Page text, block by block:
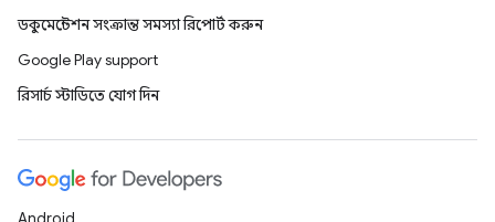
ডকুমেন্টেশন সংক্রান্ত সমস্যা রিপোর্ট করুন
Google Play support
রিসার্চ স্টাডিতে যোগ দিন